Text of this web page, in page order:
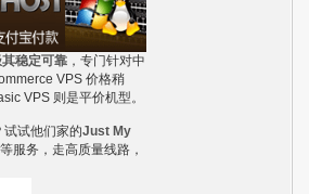
稳定可靠 ，专门针对中
VPS 价格稍
VPS 则是平价机型。
试他们家的Just My
服务，走高质量线路，